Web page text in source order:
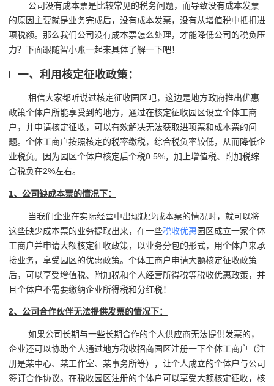
公司没有成本票是比较常见的税务问题，而导致没有成本发票
的原因主要就是业务完成后，没有成本发票，没有从增值税中抵扣进
项税额。那么我们公司没有成本票怎么处理，才能降低公司的税负压
力？下面跟随智小账一起来具体了解一下吧！
一、利用核定征收政策：
相信大家都听说过核定征收园区吧，这边是地方政府推出优惠
政策个体户所能享受到的地方，通过在核定征收园区设立个体工商
户，并申请核定征收，可以有效解决无法获取进项票和成本票的问
题。个体工商户按照核定的税率缴税，综合税负率较低，从而降低企
业税负。因为园区个体户核定后个税0.5%，加上增值税、附加税综
合税负在2%左右。
1、公司缺成本票的情况下：
当我们企业在实际经营中出现缺少成本票的情况时，就可以将
这些缺少成本票的业务提取出来，在一些税收优惠园区成立一家个体
工商户并申请大额核定征收政策，以业务分包的形式，用个体户来承
接业务，享受园区的优惠政策。个体工商户申请大额核定征收政策
后，可以享受增值税、附加税和个人经营所得税等税收优惠政策，并
且个体户不需要缴纳企业所得税和分红税！
2、公司合作伙伴无法提供发票的情况下：
如果公司长期与一些长期合作的个人供应商无法提供发票的，
企业还可以协助个人通过地方税收招商园区注册一下个体工商户（注
册是某中心、某工作室、某事务所等），让个人成立的个体户与公司
签订合作协议。在税收园区注册的个体户可以享受大额核定征收，核